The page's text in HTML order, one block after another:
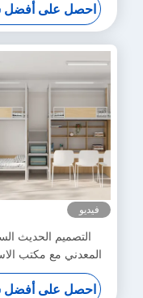
احصل على أفضل
فيديو
التصميم الحديث
المعدني مع مكتب
العالي الأثاث الشقة
تخصيص
احصل على أفضل